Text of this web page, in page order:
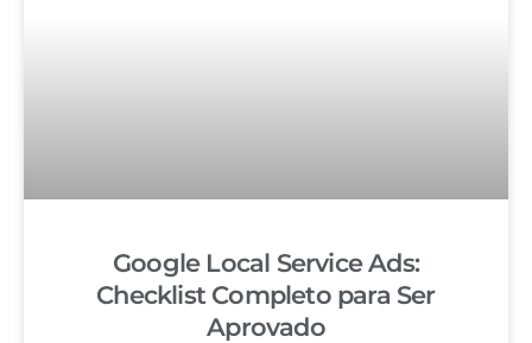
Google Local Service Ads:
Checklist Completo para Ser
Aprovado